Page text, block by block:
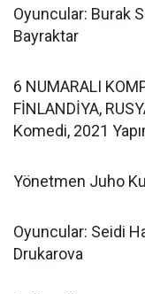
Oyuncular: Burak
Bayraktar
6 NUMARALI
FİNLANDİYA,
Komedi, 2021
Yönetmen Juho
Oyuncular: Seidi
Drukarova